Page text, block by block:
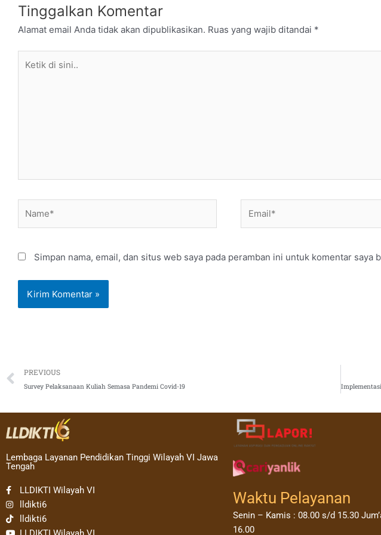
Tinggalkan Komentar
Alamat email Anda tidak akan dipublikasikan. Ruas yang wajib ditandai *
Simpan nama, email, dan situs web saya pada peramban ini untuk komentar saya
Prev
PREVIOUS
Survey Pelaksanaan Kuliah Semasa Pandemi Covid-19
Lembaga Layanan Pendidikan Tinggi Wilayah VI Jawa
Tengah
LLDIKTI Wilayah VI
lldikti6
lldikti6
Waktu Pelayanan
Senin – Kamis : 08.00 s/d 15.30
16.00